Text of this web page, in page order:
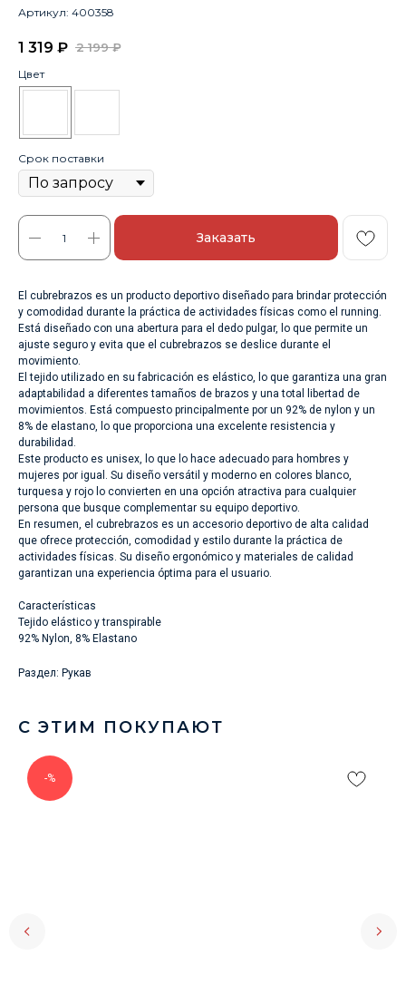
Артикул: 400358
1 319 ₽ 2 199 ₽
Цвет
Срок поставки
Заказать
El cubrebrazos es un producto deportivo diseñado para brindar protección
y comodidad durante la práctica de actividades físicas como el running.
Está diseñado con una abertura para el dedo pulgar, lo que permite un
ajuste seguro y evita que el cubrebrazos se deslice durante el
movimiento.
El tejido utilizado en su fabricación es elástico, lo que garantiza una gran
adaptabilidad a diferentes tamaños de brazos y una total libertad de
movimientos. Está compuesto principalmente por un 92% de nylon y un
8% de elastano, lo que proporciona una excelente resistencia y
durabilidad.
Este producto es unisex, lo que lo hace adecuado para hombres y
mujeres por igual. Su diseño versátil y moderno en colores blanco,
turquesa y rojo lo convierten en una opción atractiva para cualquier
persona que busque complementar su equipo deportivo.
En resumen, el cubrebrazos es un accesorio deportivo de alta calidad
que ofrece protección, comodidad y estilo durante la práctica de
actividades físicas. Su diseño ergonómico y materiales de calidad
garantizan una experiencia óptima para el usuario.
Características
Tejido elástico y transpirable
92% Nylon, 8% Elastano
Раздел: Рукав
С ЭТИМ ПОКУПАЮТ
-%